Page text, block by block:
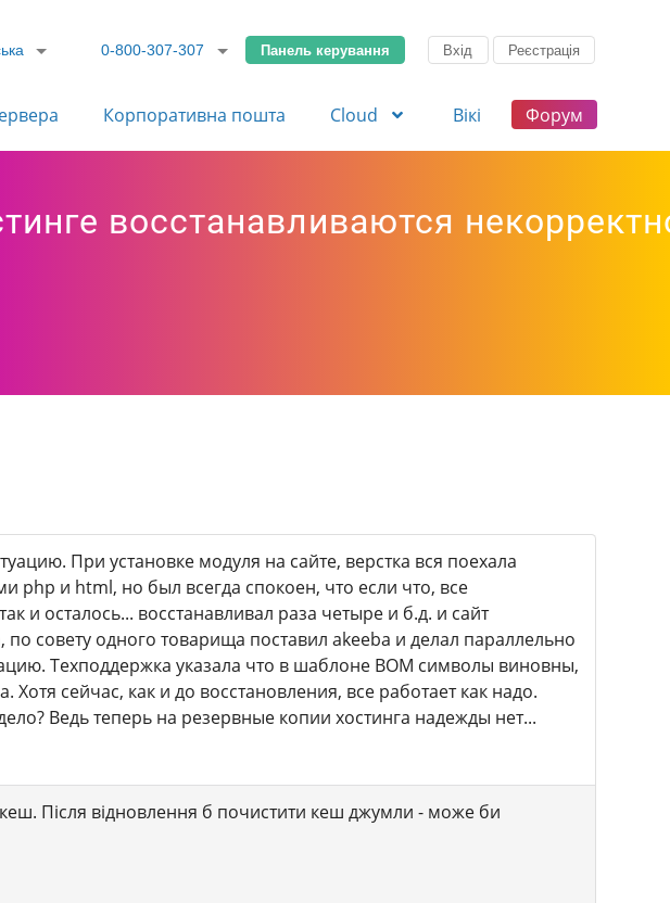
0-800-307-307 Панель керування Вхід Реєстрація
Корпоративна пошта Cloud Вікі Форум
восстанавливаются
При установке модуля на сайте, верстка вся поехала
php и html, но был всегда спокоен, что если что, все
и осталось... восстанавливал раза четыре и б.д. и сайт
совету одного товарища поставил akeeba и делал параллельно
Техподдержка указала что в шаблоне BOM символы виновны,
сейчас, как и до восстановления, все работает как надо.
Ведь теперь на резервные копии хостинга надежды нет...
Після відновлення б почистити кеш джумли - може би